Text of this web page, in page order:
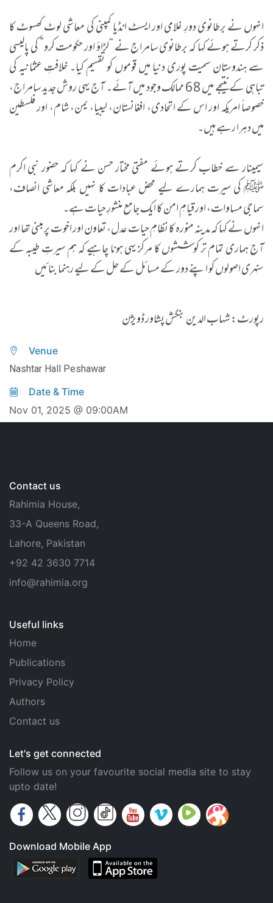
انہوں نے برطانوی دورِ غلامی اور ایسٹ انڈیا کمپنی کی معاشی لوٹ کھسوٹ کا
ذکر کرتے ہوئے کہا کہ برطانوی سامراج نے “لڑاؤ اور حکومت کرو” کی پالیسی
سے ہندوستان سمیت پوری دنیا میں قوموں کو تقسیم کیا۔ خلافتِ عثمانیہ کی
تباہی کے نتیجے میں 68 ممالک وجود میں آئے۔ آج یہی روش جدید سامراج،
خصوصاً امریکہ اور اس کے اتحادی، افغانستان، لیبیا، یمن، شام، اور فلسطین
میں دہرا رہے ہیں۔
سیمینار سے خطاب کرتے ہوئے مفتی مختار حسن نے کہا کہ حضور نبی اکرم
ﷺ کی سیرت ہمارے لیے محض عبادات کا نہیں بلکہ معاشی انصاف،
سماجی مساوات، اور قیامِ امن کا ایک جامع منشورِ حیات ہے۔
انہوں نے کہا کہ مدینہ منورہ کا نظامِ حیات عدل، تعاون اور اخوت پر مبنی تھا اور
آج ہماری تمام تر کوششوں کا مرکز یہی ہونا چاہیے کہ ہم سیرتِ طیبہ کے
سنہری اصولوں کو اپنے دور کے مسائل کے حل کے لیے رہنما بنائیں
رپورٹ: شہاب الدین بنگش پشاور ڈویژن
Venue
Nashtar Hall Peshawar
Date & Time
Nov 01, 2025 @ 09:00AM
Contact us
Rahimia House,
33-A Queens Road,
Lahore, Pakistan
+92 42 3630 7714
info@rahimia.org
Useful links
Home
Publications
Privacy Policy
Authors
Contact us
Let's get connected
Follow us on your favourite social media site to stay
upto date!
Download Mobile App